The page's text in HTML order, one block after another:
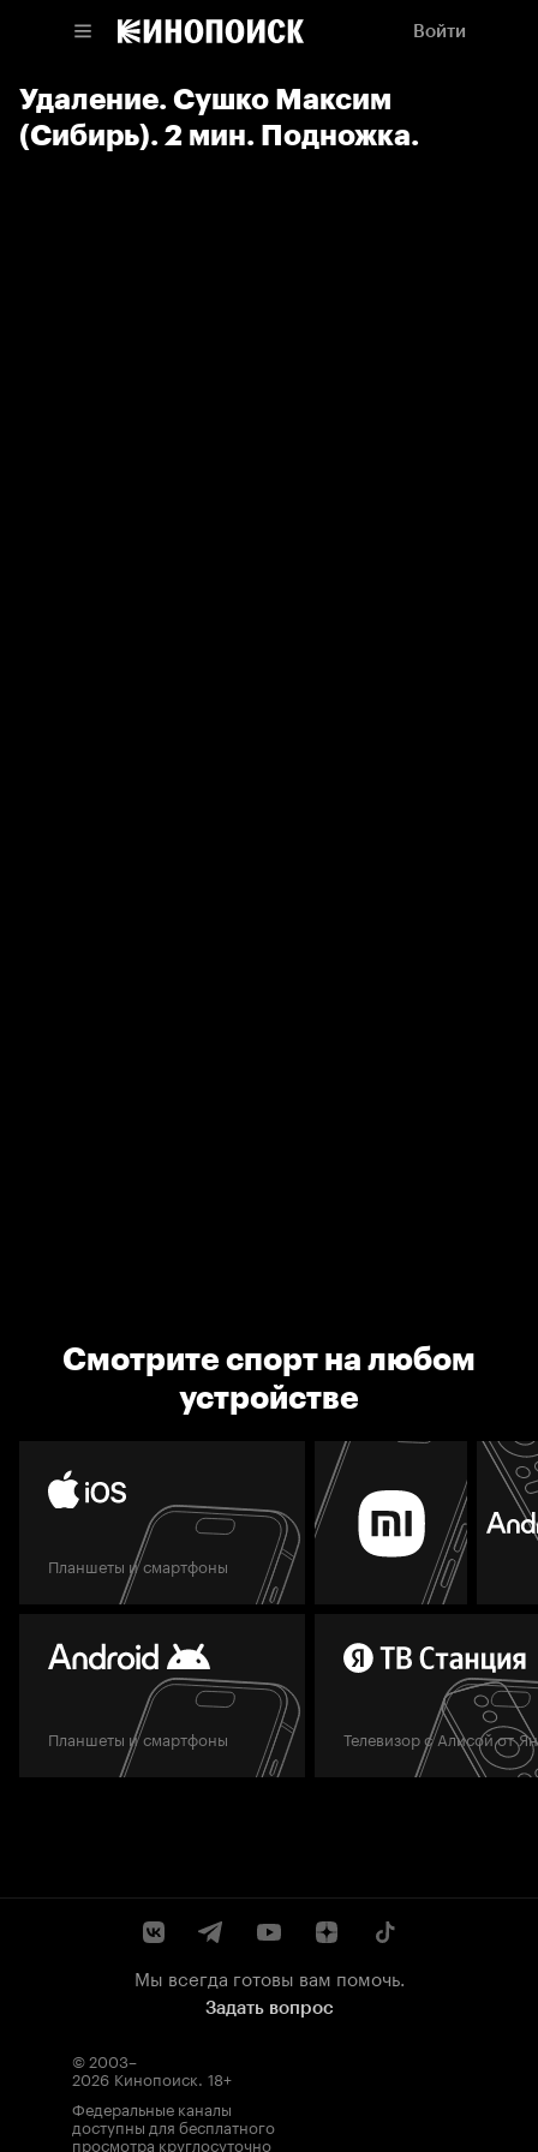
Войти
Удаление. Сушко Максим
(Сибирь). 2 мин. Подножка.
Смотрите спорт на любом
устройстве
Планшеты и смартфоны
Планшеты и смартфоны Телевизор с Алисой от
Мы всегда готовы вам помочь.
Задать вопрос
© 2003–
2026 Кинопоиск. 18+
Федеральные каналы
доступны для бесплатного
просмотра круглосуточно